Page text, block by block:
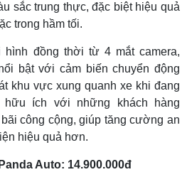
sắc trung thực, đặc biệt hiệu quả
trong hầm tối.
hình đồng thời từ 4 mắt camera,
bật với cảm biến chuyển động
khu vực xung quanh xe khi đang
ích với những khách hàng
công cộng, giúp tăng cường an
hiệu quả hơn.
Auto: 14.900.000đ